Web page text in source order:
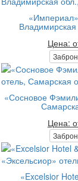
Владимирская
Цена:
«Сосновое
Цена:
«Excelsior